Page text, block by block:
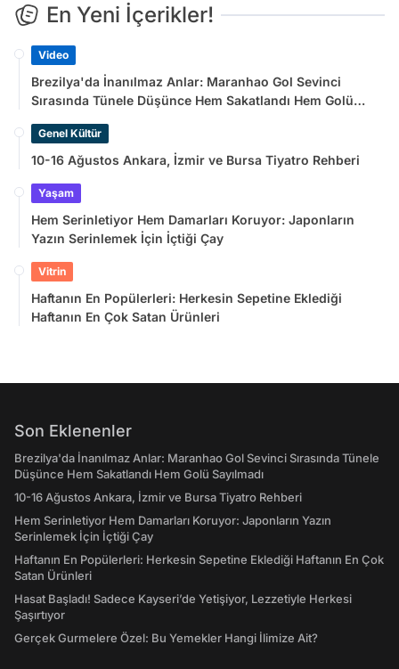
En Yeni İçerikler!
Video
Brezilya'da İnanılmaz Anlar: Maranhao Gol Sevinci
Sırasında Tünele Düşünce Hem Sakatlandı Hem Golü
Genel Kültür
10-16 Ağustos Ankara, İzmir ve Bursa Tiyatro Rehberi
Yaşam
Hem Serinletiyor Hem Damarları Koruyor: Japonların
Yazın Serinlemek İçin İçtiği Çay
Vitrin
Haftanın En Popülerleri: Herkesin Sepetine Eklediği
Haftanın En Çok Satan Ürünleri
Son Eklenenler
Brezilya'da İnanılmaz Anlar: Maranhao Gol Sevinci Sırasında Tünele
Düşünce Hem Sakatlandı Hem Golü Sayılmadı
10-16 Ağustos Ankara, İzmir ve Bursa Tiyatro Rehberi
Hem Serinletiyor Hem Damarları Koruyor: Japonların Yazın
Serinlemek İçin İçtiği Çay
Haftanın En Popülerleri: Herkesin Sepetine Eklediği Haftanın En Çok
Satan Ürünleri
Hasat Başladı! Sadece Kayseri’de Yetişiyor, Lezzetiyle Herkesi
Şaşırtıyor
Gerçek Gurmelere Özel: Bu Yemekler Hangi İlimize Ait?